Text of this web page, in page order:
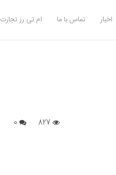
اخبار تماس با ما ام تی رز تجارت